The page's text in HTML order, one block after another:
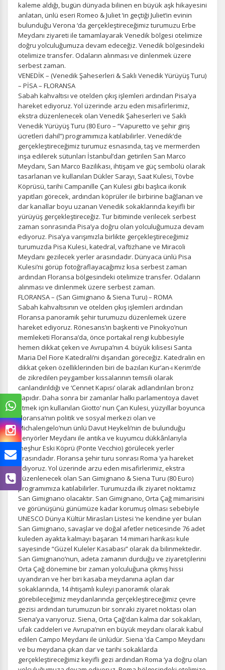
kaleme aldığı, bugün dünyada bilinen en büyük aşk hikayesini
anlatan, ünlü eseri Romeo & Juliet ‘in geçtiği Juliet’in evinin
bulunduğu Verona ‘da gerçekleştireceğimiz turumuzu Erbe
Meydanı ziyareti ile tamamlayarak Venedik bölgesi otelimize
doğru yolculuğumuza devam edeceğiz. Venedik bölgesindeki
otelimize transfer. Odaların alınması ve dinlenmek üzere
serbest zaman.
VENEDİK – (Venedik Şaheserleri & Saklı Venedik Yürüyüş Turu)
– PİSA – FLORANSA
Sabah kahvaltısı ve otelden çıkış işlemleri ardından Pisa’ya
hareket ediyoruz. Yol üzerinde arzu eden misafirlerimiz,
ekstra düzenlenecek olan Venedik Şaheserleri ve Saklı
Venedik Yürüyüş Turu (80 Euro – “Vapuretto ve şehir giriş
ücretleri dahil”) programımıza katılabilirler. Venedik‘de
gerçekleştireceğimiz turumuz esnasında, taş ve mermerden
inşa edilerek sütunları İstanbul’dan getirilen San Marco
Meydanı, San Marco Bazilikası, ihtişam ve güç sembolü olarak
tasarlanan ve kullanılan Dükler Sarayı, Saat Kulesi, Tövbe
Köprüsü, tarihi Campanille Çan Kulesi gibi başlıca ikonik
yapıtları görecek, ardından köprüler ile birbirine bağlanan ve
dar kanallar boyu uzanan Venedik sokaklarında keyifli bir
yürüyüş gerçekleştireceğiz. Tur bitiminde verilecek serbest
zaman sonrasında Pisa’ya doğru olan yolculuğumuza devam
ediyoruz. Pisa’ya varışımızla birlikte gerçekleştireceğimiz
turumuzda Pisa Kulesi, katedral, vaftizhane ve Miracoli
Meydanı gezilecek yerler arasındadır. Dünyaca ünlü Pisa
Kulesi’ni görüp fotoğraflayacağımız kısa serbest zaman
ardından Floransa bölgesindeki otelimize transfer. Odaların
alınması ve dinlenmek üzere serbest zaman.
FLORANSA – (San Gimignano & Siena Turu) – ROMA
Sabah kahvaltısının ve otelden çıkış işlemleri ardından
Floransa panoramik şehir turumuzu düzenlemek üzere
hareket ediyoruz. Rönesans’ın başkenti ve Pinokyo’nun
memleketi Floransa’da, önce portakal rengi kubbesiyle
hemen dikkat çeken ve Avrupa’nın 4. büyük kilisesi Santa
Maria Del Fiore Katedrali’ni dışarıdan göreceğiz. Katedralin en
dikkat çeken özelliklerinden biri de bazıları Kur’an-ı Kerim’de
de zikredilen peygamber kıssalarının temsili olarak
canlandırıldığı ve ‘Cennet Kapısı’ olarak adlandırılan bronz
kapıdır. Daha sonra bir zamanlar halkı parlamentoya davet
etmek için kullanılan Giotto’ nun Çan Kulesi, yüzyıllar boyunca
Floransa’nın politik ve sosyal merkezi olan ve
Michalengelo’nun ünlü Davut Heykeli’nin de bulunduğu
Senyörler Meydanı ile antika ve kuyumcu dükkânlarıyla
meşhur Eski Köprü (Ponte Vecchio) görülecek yerler
arasındadır. Floransa şehir turu sonrası Roma ‘ya hareket
ediyoruz. Yol üzerinde arzu eden misafirlerimiz, ekstra
düzenlenecek olan San Gimignano & Siena Turu (80 Euro)
programımıza katılabilirler. Turumuzda ilk ziyaret noktamız
San Gimignano olacaktır. San Gimignano, Orta Çağ mimarisini
ve görünüşünü günümüze kadar korumuş olması sebebiyle
UNESCO Dünya Kültür Mirasları Listesi ‘ne kendine yer bulan
San Gimignano, savaşlar ve doğal afetler neticesinde 76 adet
kuleden ayakta kalmayı başaran 14 mimari harikası kule
sayesinde “Güzel Kuleler Kasabası” olarak da bilinmektedir.
San Gimignano’nun, adeta zamanın durduğu ve ziyaretçilerini
Orta Çağ dönemine bir zaman yolculuğuna çıkmış hissi
uyandıran ve her biri kasaba meydanına açılan dar
sokaklarında, 14 ihtişamlı kuleyi panoramik olarak
görebileceğimiz meydanlarında gerçekleştireceğimiz çevre
gezisi ardından turumuzun bir sonraki ziyaret noktası olan
Siena’ya varıyoruz. Siena, Orta Çağ’dan kalma dar sokakları,
ufak caddeleri ve Avrupa’nın en büyük meydanı olarak kabul
edilen Campo Meydanı ile ünlüdür. Siena ‘da Campo Meydanı
ve bu meydana çıkan dar ve tarihi sokaklarda
gerçekleştireceğimiz keyifli gezi ardından Roma ‘ya doğru olan